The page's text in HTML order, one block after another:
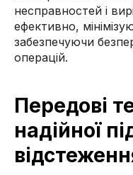
несправностей і
ефективно,
забезпечуючи
операцій.
Передові
надійної